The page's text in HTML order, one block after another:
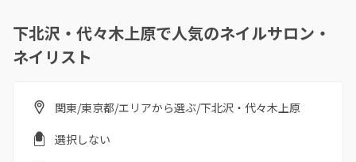
下北沢・代々木上原で人気のネイルサロン・
ネイリスト
関東/東京都/エリアから選ぶ/下北沢・代々木上原
選択しない